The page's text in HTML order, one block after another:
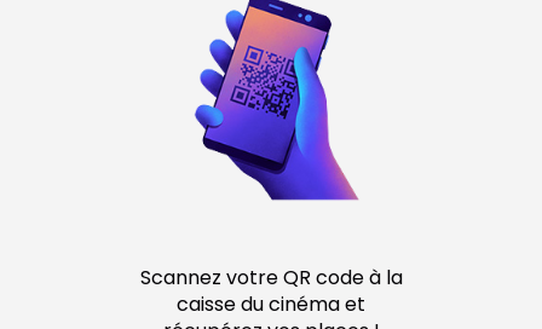
Scannez votre QR code à la
caisse du cinéma et